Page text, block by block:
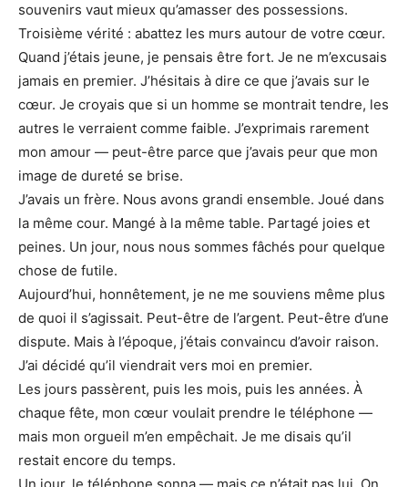
souvenirs vaut mieux qu’amasser des possessions.
Troisième vérité : abattez les murs autour de votre cœur.
Quand j’étais jeune, je pensais être fort. Je ne m’excusais
jamais en premier. J’hésitais à dire ce que j’avais sur le
cœur. Je croyais que si un homme se montrait tendre, les
autres le verraient comme faible. J’exprimais rarement
mon amour — peut-être parce que j’avais peur que mon
image de dureté se brise.
J’avais un frère. Nous avons grandi ensemble. Joué dans
la même cour. Mangé à la même table. Partagé joies et
peines. Un jour, nous nous sommes fâchés pour quelque
chose de futile.
Aujourd’hui, honnêtement, je ne me souviens même plus
de quoi il s’agissait. Peut-être de l’argent. Peut-être d’une
dispute. Mais à l’époque, j’étais convaincu d’avoir raison.
J’ai décidé qu’il viendrait vers moi en premier.
Les jours passèrent, puis les mois, puis les années. À
chaque fête, mon cœur voulait prendre le téléphone —
mais mon orgueil m’en empêchait. Je me disais qu’il
restait encore du temps.